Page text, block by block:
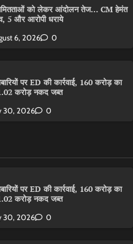
को लेकर आंदोलन तेज… CM हेमंत
5 और आरोपी धराये
6, 2026 0
पर ED की कार्रवाई, 160 करोड़ का
करोड़ नकद जब्त
30, 2026 0
पर ED की कार्रवाई, 160 करोड़ का
करोड़ नकद जब्त
30, 2026 0